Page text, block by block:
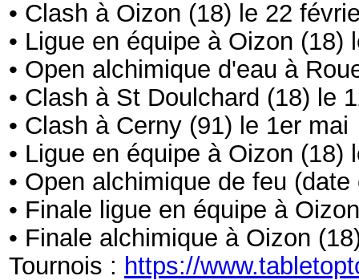
• Clash à Oizon (18) le 22
• Ligue en équipe à Oizon (18)
• Open alchimique d'eau à
• Clash à St Doulchard (18) le
• Clash à Cerny (91) le 1er mai
• Ligue en équipe à Oizon (18)
• Open alchimique de feu
• Finale ligue en équipe à
• Finale alchimique à Oizon
Tournois : https://